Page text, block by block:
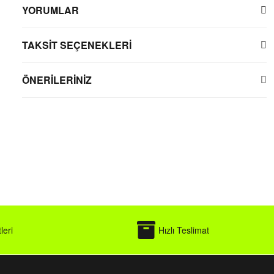
YORUMLAR
TAKSİT SEÇENEKLERİ
ÖNERİLERİNİZ
Hızlı Teslimat